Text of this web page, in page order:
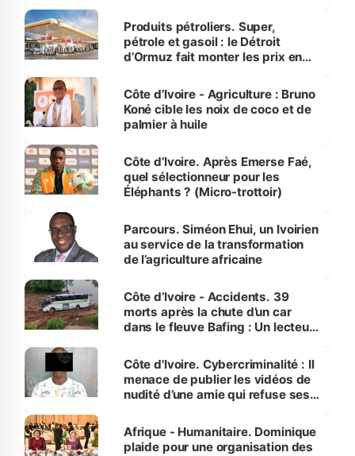
menacées
Produits pétroliers. Super,
pétrole et gasoil : le Détroit
d’Ormuz fait monter les prix en
Côte d’Ivoire - Agriculture : Bruno
Koné cible les noix de coco et de
palmier à huile
Côte d’Ivoire. Après Emerse Faé,
quel sélectionneur pour les
Éléphants ? (Micro-trottoir)
Parcours. Siméon Ehui, un Ivoirien
au service de la transformation
de l’agriculture africaine
Côte d’Ivoire - Accidents. 39
morts après la chute d’un car
dans le fleuve Bafing : Un lecteur
des Transports
Côte d'Ivoire. Cybercriminalité : Il
menace de publier les vidéos de
nudité d’une amie qui refuse ses
Afrique - Humanitaire. Dominique
plaide pour une organisation des